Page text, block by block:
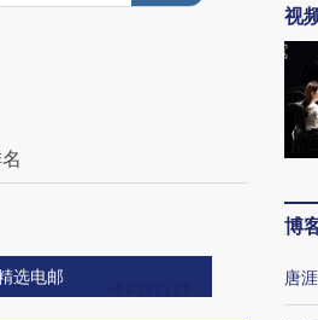
选电邮
视
博
唐涯